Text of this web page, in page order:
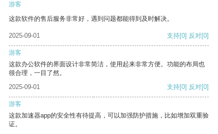
游客
这款软件的售后服务非常好，遇到问题都能得到及时解决。
2025-09-01 支持[0] 反对[0]
游客
这款办公软件的界面设计非常简洁，使用起来非常方便。功能的布局也
很合理，一目了然。
2025-09-01
支持[0] 反对[0]
游客
这款加速器app的安全性有待提高，可以加强防护措施，比如增加双重验
证。